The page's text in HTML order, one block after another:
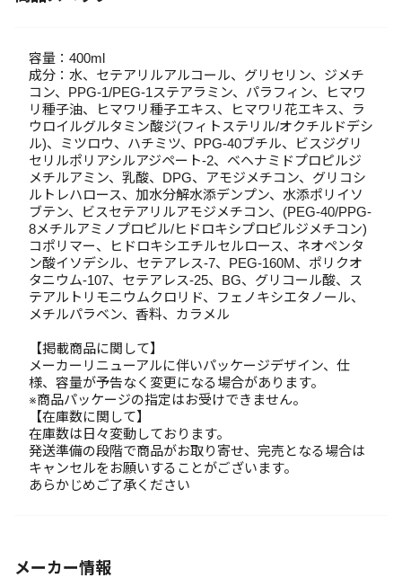
容量：400ml
成分：水、セテアリルアルコール、グリセリン、ジメチ
コン、PPG-1/PEG-1ステアラミン、パラフィン、ヒマワ
リ種子油、ヒマワリ種子エキス、ヒマワリ花エキス、ラ
ウロイルグルタミン酸ジ(フィトステリル/オクチルドデシ
ル)、ミツロウ、ハチミツ、PPG-40ブチル、ビスジグリ
セリルポリアシルアジペート-2、ベヘナミドプロピルジ
メチルアミン、乳酸、DPG、アモジメチコン、グリコシ
ルトレハロース、加水分解水添デンプン、水添ポリイソ
ブテン、ビスセテアリルアモジメチコン、(PEG-40/PPG-
8メチルアミノプロピル/ヒドロキシプロピルジメチコン)
コポリマー、ヒドロキシエチルセルロース、ネオペンタ
ン酸イソデシル、セテアレス-7、PEG-160M、ポリクオ
タニウム-107、セテアレス-25、BG、グリコール酸、ス
テアルトリモニウムクロリド、フェノキシエタノール、
メチルパラベン、香料、カラメル
【掲載商品に関して】
メーカーリニューアルに伴いパッケージデザイン、仕
様、容量が予告なく変更になる場合があります。
※商品パッケージの指定はお受けできません。
【在庫数に関して】
在庫数は日々変動しております。
発送準備の段階で商品がお取り寄せ、完売となる場合は
キャンセルをお願いすることがございます。
あらかじめご了承ください
メーカー情報